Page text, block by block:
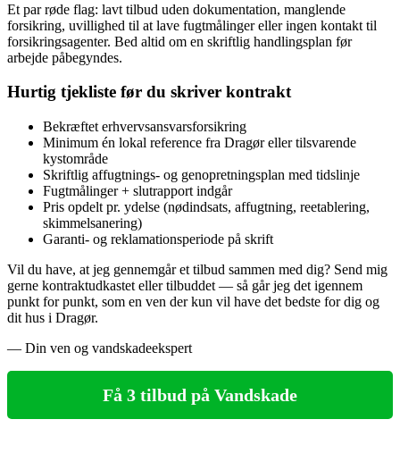
Et par røde flag: lavt tilbud uden dokumentation, manglende
forsikring, uvillighed til at lave fugtmålinger eller ingen kontakt til
forsikringsagenter. Bed altid om en skriftlig handlingsplan før
arbejde påbegyndes.
Hurtig tjekliste før du skriver kontrakt
Bekræftet erhvervsansvarsforsikring
Minimum én lokal reference fra Dragør eller tilsvarende
kystområde
Skriftlig affugtnings- og genopretningsplan med tidslinje
Fugtmålinger + slutrapport indgår
Pris opdelt pr. ydelse (nødindsats, affugtning, reetablering,
skimmelsanering)
Garanti- og reklamationsperiode på skrift
Vil du have, at jeg gennemgår et tilbud sammen med dig? Send mig
gerne kontraktudkastet eller tilbuddet — så går jeg det igennem
punkt for punkt, som en ven der kun vil have det bedste for dig og
dit hus i Dragør.
— Din ven og vandskadeekspert
Få 3 tilbud på Vandskade